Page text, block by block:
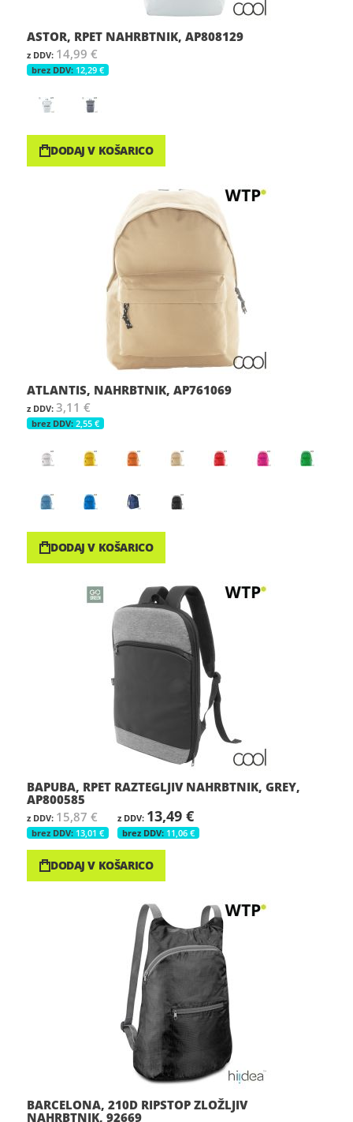
ASTOR, RPET NAHRBTNIK, AP808129
14,99 €
12,29 €
DODAJ V KOŠARICO
ATLANTIS, NAHRBTNIK, AP761069
3,11 €
2,55 €
DODAJ V KOŠARICO
BAPUBA, RPET RAZTEGLJIV NAHRBTNIK, GREY,
AP800585
15,87 €
13,01 €
13,49 €
11,06 €
DODAJ V KOŠARICO
BARCELONA, 210D RIPSTOP ZLOŽLJIV
NAHRBTNIK, 92669